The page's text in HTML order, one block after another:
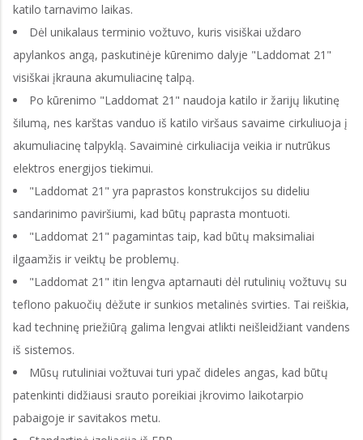
katilo tarnavimo laikas.
Dėl unikalaus terminio vožtuvo, kuris visiškai uždaro
apylankos angą, paskutinėje kūrenimo dalyje "Laddomat 21"
visiškai įkrauna akumuliacinę talpą.
Po kūrenimo "Laddomat 21" naudoja katilo ir žarijų likutinę
šilumą, nes karštas vanduo iš katilo viršaus savaime cirkuliuoja į
akumuliacinę talpyklą. Savaiminė cirkuliacija veikia ir nutrūkus
elektros energijos tiekimui.
"Laddomat 21" yra paprastos konstrukcijos su dideliu
sandarinimo paviršiumi, kad būtų paprasta montuoti.
"Laddomat 21" pagamintas taip, kad būtų maksimaliai
ilgaamžis ir veiktų be problemų.
"Laddomat 21" itin lengva aptarnauti dėl rutulinių vožtuvų su
teflono pakuočių dėžute ir sunkios metalinės svirties. Tai reiškia,
kad techninę priežiūrą galima lengvai atlikti neišleidžiant vandens
iš sistemos.
Mūsų rutuliniai vožtuvai turi ypač dideles angas, kad būtų
patenkinti didžiausi srauto poreikiai įkrovimo laikotarpio
pabaigoje ir savitakos metu.